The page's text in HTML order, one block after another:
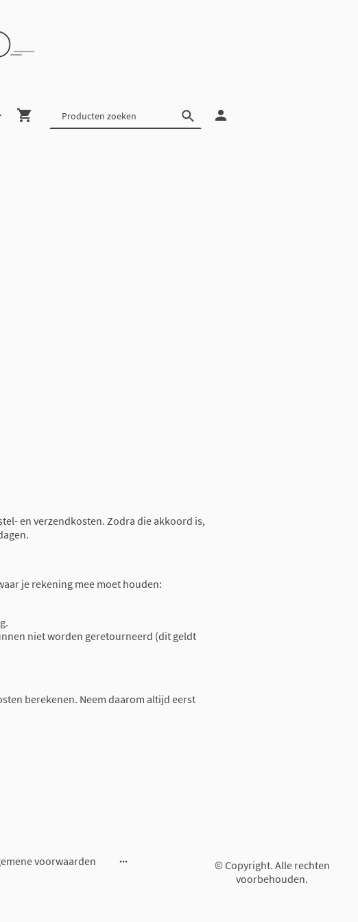
en verzendkosten. Zodra die akkoord is,
je rekening mee moet houden:
niet worden geretourneerd (dit geldt
berekenen. Neem daarom altijd eerst
voorwaarden
© Copyright. Alle rechten
voorbehouden.